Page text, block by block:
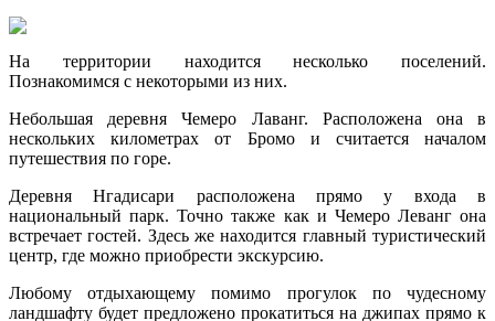
На территории находится несколько поселений.
Познакомимся с некоторыми из них.
Небольшая деревня Чемеро Лаванг. Расположена она в
нескольких километрах от Бромо и считается началом
путешествия по горе.
Деревня Нгадисари расположена прямо у входа в
национальный парк. Точно также как и Чемеро Леванг она
встречает гостей. Здесь же находится главный туристический
центр, где можно приобрести экскурсию.
Любому отдыхающему помимо прогулок по чудесному
ландшафту будет предложено прокатиться на джипах прямо к